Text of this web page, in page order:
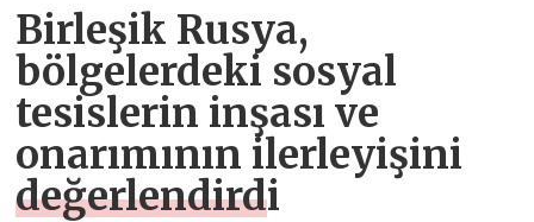
Birleşik Rusya,
bölgelerdeki sosyal
tesislerin inşası ve
onarımının ilerleyişini
değerlendirdi